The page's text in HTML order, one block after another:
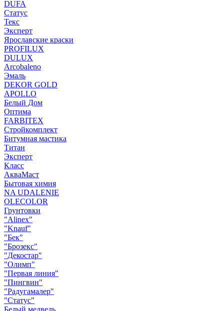
DUFA
Статус
Текс
Эксперт
Ярославские краски
PROFILUX
DULUX
Arcobaleno
Эмаль
DEKOR GOLD
APOLLO
Белый Дом
Оптима
FARBITEX
Стройкомплект
Битумная мастика
Титан
Эксперт
Класс
АкваМаст
Бытовая химия
NA UDALENIE
OLECOLOR
Грунтовки
"Alinex"
"Knauf"
"Бек"
"Брозекс"
"Декостар"
"Олимп"
"Первая линия"
"Пингвин"
"Радугамалер"
"Статус"
Белый медведь